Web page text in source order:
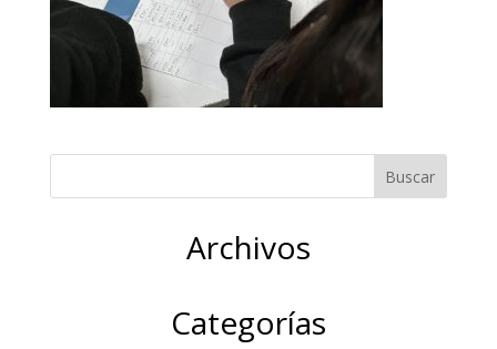
Archivos
Categorías